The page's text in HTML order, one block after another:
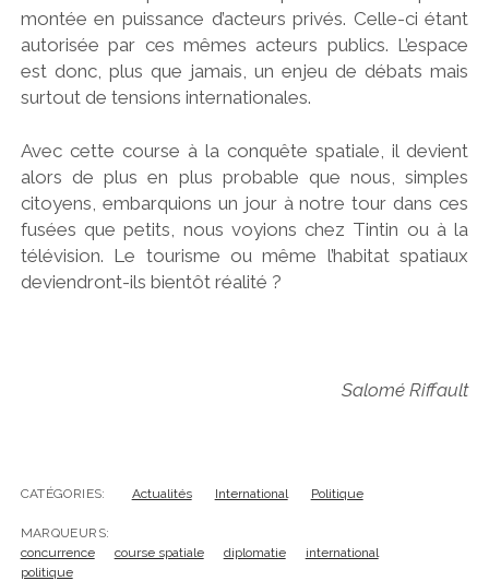
montée en puissance d’acteurs privés. Celle-ci étant
autorisée par ces mêmes acteurs publics. L’espace
est donc, plus que jamais, un enjeu de débats mais
surtout de tensions internationales.
Avec cette course à la conquête spatiale, il devient
alors de plus en plus probable que nous, simples
citoyens, embarquions un jour à notre tour dans ces
fusées que petits, nous voyions chez Tintin ou à la
télévision. Le tourisme ou même l’habitat spatiaux
deviendront-ils bientôt réalité ?
Salomé Riffault
CATÉGORIES: Actualités International Politique
MARQUEURS:
concurrence
course spatiale diplomatie
international
politique